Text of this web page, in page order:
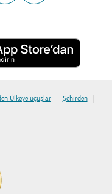
Ülkeye uçuşlar | Şehirden |